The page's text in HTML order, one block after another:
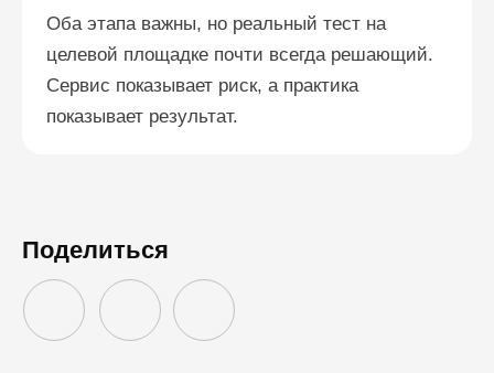
Оба этапа важны, но реальный тест на
целевой площадке почти всегда решающий.
Сервис показывает риск, а практика
показывает результат.
Поделиться